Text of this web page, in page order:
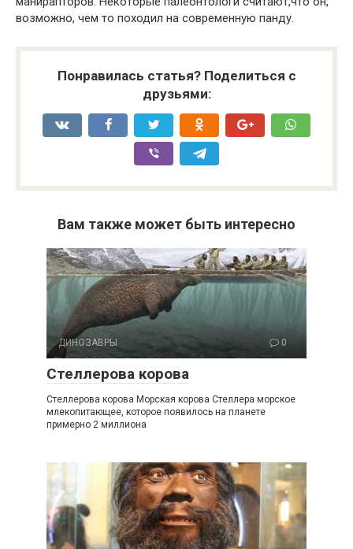
возможно, чем то походил на современную панду.
Понравилась статья? Поделиться с
друзьями:
Вам также может быть интересно
ДИНОЗАВРЫ 0
Стеллерова корова
Стеллерова корова Морская корова Стеллера морское
млекопитающее, которое появилось на планете
примерно 2 миллиона